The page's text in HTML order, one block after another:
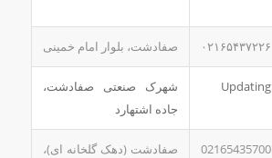
۰۲۱۶۵۴۳۷۲۲۶ صفادشت، بلوار امام خمینی
Updating
شهرک صنعتی صفادشت،
جاده اشتهارد
02165435700
صفادشت (دهک گلخانه ای)،